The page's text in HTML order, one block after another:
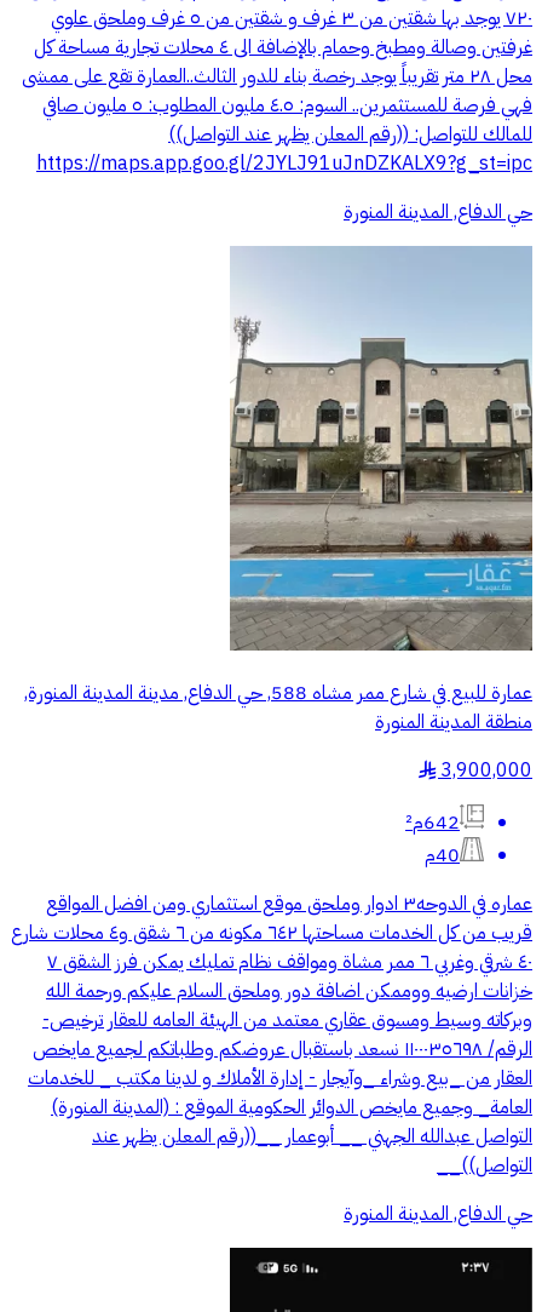
٧٢٠ يوجد بها شقتين من ٣ غرف و شقتين من ٥ غرف وملحق علوي
غرفتين وصالة ومطبخ وحمام بالإضافة الى ٤ محلات تجارية مساحة كل
محل ٢٨ متر تقريباً يوجد رخصة بناء للدور الثالث..العمارة تقع على ممشى
فهي فرصة للمستثمرين.. السوم: ٤.٥ مليون المطلوب: ٥ مليون صافي
للمالك للتواصل: ((رقم المعلن يظهر عند التواصل))
https://maps.app.goo.gl/2JYLJ91uJnDZKALX9?g_st=ipc
حي الدفاع, المدينة المنورة
عمارة للبيع في شارع ممر مشاه 588, حي الدفاع, مدينة المدينة المنورة,
منطقة المدينة المنورة
3,900,000
§
642م²
40م
عماره في الدوحه٣ ادوار وملحق موقع استثماري ومن افضل المواقع
قريب من كل الخدمات مساحتها ٦٤٢ مكونه من ٦ شقق و٤ محلات شارع
٤٠ شرقي وغربي ٦ ممر مشاة ومواقف نظام تمليك يمكن فرز الشقق ٧
خزانات ارضيه ووممكن اضافة دور وملحق السلام عليكم ورحمة الله
وبركاته وسيط ومسوق عقاري معتمد من الهيئة العامه للعقار ترخيص-
الرقم/ ١١٠٠٠٣٥٦٩٨ نسعد باستقبال عروضكم وطلباتكم لجميع مايخص
العقار من _بيع وشراء _وآيجار - إدارة الأملاك و لدينا مكتب _ للخدمات
العامة_ وجميع مايخص الدوائر الحكومية الموقع : (المدينة المنورة)
التواصل عبدالله الجهني __ أبوعمار __((رقم المعلن يظهر عند
التواصل))__
حي الدفاع, المدينة المنورة